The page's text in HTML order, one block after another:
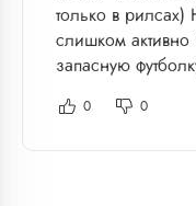
только в
слишком активно
запасную
0 0